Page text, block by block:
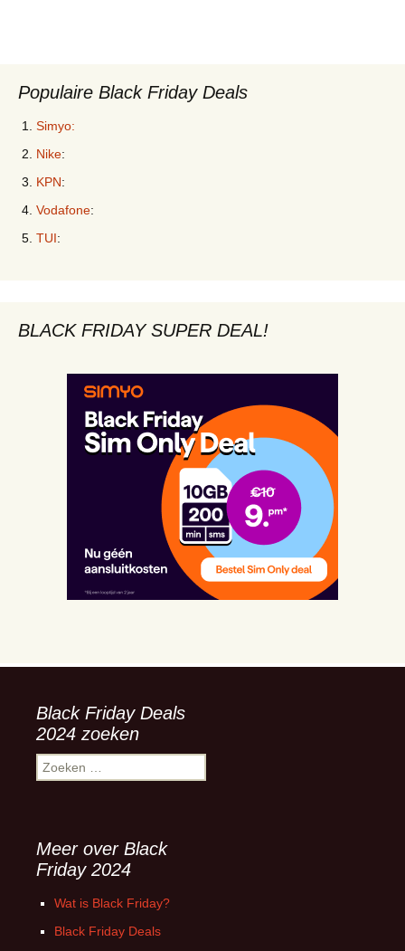
Populaire Black Friday Deals
Simyo:
Nike:
KPN:
Vodafone:
TUI:
BLACK FRIDAY SUPER DEAL!
Black Friday Deals
2024 zoeken
Zoeken
naar:
Meer over Black
Friday 2024
Wat is Black Friday?
Black Friday Deals